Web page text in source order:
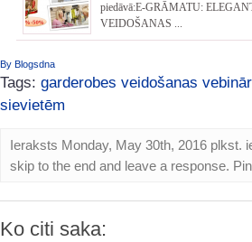
piedāvā:E-GRĀMATU:
VEIDOŠANAS ...
By Blogsdna
Tags: garderobes veidošanas
sievietēm
Ieraksts Monday, May 30th, 2016 plkst.
skip to the end and leave a response.
Ko citi saka: